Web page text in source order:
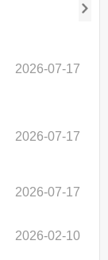
2026-07-17
2026-07-17
2026-07-17
2026-02-10